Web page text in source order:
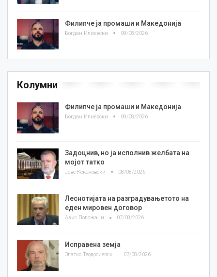
Филипче ја промаши и Македонија
Богдан Илиевски 09/08/2026
Колумни
Филипче ја промаши и Македонија
Богдан Илиевски 09/08/2026
Задоцнив, но ја исполнив желбата на
мојот татко
Јове Кекеновски 08/08/2026
Леснотијата на разградувањетото на
еден мировен договор
Азис Положани 07/08/2026
Исправена земја
Златко Теодосиевски 07/08/2026